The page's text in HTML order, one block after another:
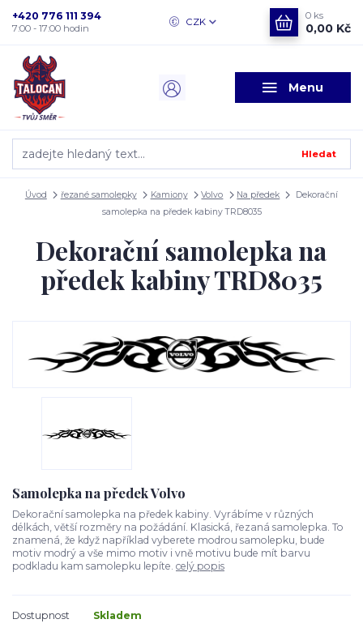
Menu
CZK
Hledat
+420 776 111 394
7:00 - 17:00 hodin
0 ks
0,00 Kč
Úvod řezané samolepky Kamiony Volvo Na předek
Dekorační
samolepka na předek kabiny TRD8035
Dekorační samolepka na
předek kabiny TRD8035
Samolepka na předek Volvo
Dekorační samolepka na předek kabiny. Vyrábíme v různých
délkách, větší rozměry na požádání. Klasická, řezaná samolepka. To
znamená, že když například vyberete modrou samolepku, bude
motiv modrý a vše mimo motiv i vně motivu bude mít barvu
podkladu kam samolepku lepíte. celý popis
Dostupnost
Skladem